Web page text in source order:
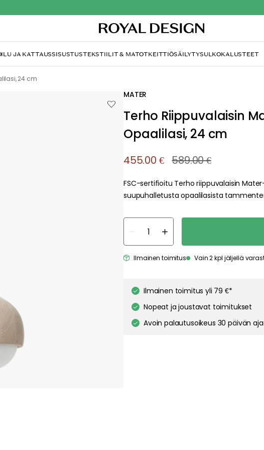
JA KATTAUSSISUSTUSTEKSTIILIT & MATOTKEITTIÖSÄILYTYSULKOKALUSTEET
24 cm
MATER
Terho Riippuvalaisin
Opaalilasi, 24 cm
455.00 € 589.00 €
FSC-sertifioitu Terho riippuvalaisin
suupuhalletusta opaalilasista
Ilmainen toimitus Vain 2 kpl jäljellä
Ilmainen toimitus yli 79 €*
Nopeat ja joustavat toimitukset
Avoin palautusoikeus 30 päivän